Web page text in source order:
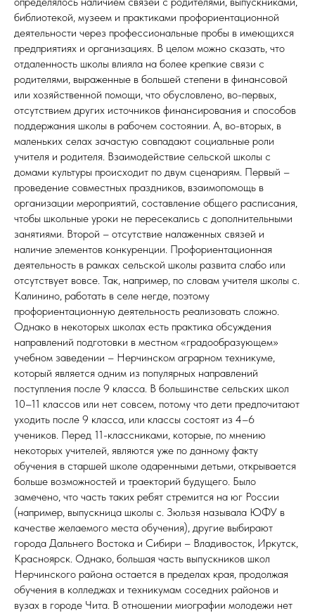
библиотекой, музеем и практиками профориентационной
деятельности через профессиональные пробы в имеющихся
предприятиях и организациях. В целом можно сказать, что
отдаленность школы влияла на более крепкие связи с
родителями, выраженные в большей степени в финансовой
или хозяйственной помощи, что обусловлено, во-первых,
отсутствием других источников финансирования и способов
поддержания школы в рабочем состоянии. А, во-вторых, в
маленьких селах зачастую совпадают социальные роли
учителя и родителя. Взаимодействие сельской школы с
домами культуры происходит по двум сценариям. Первый –
проведение совместных праздников, взаимопомощь в
организации мероприятий, составление общего расписания,
чтобы школьные уроки не пересекались с дополнительными
занятиями. Второй – отсутствие налаженных связей и
наличие элементов конкуренции. Профориентационная
деятельность в рамках сельской школы развита слабо или
отсутствует вовсе. Так, например, по словам учителя школы с.
Калинино, работать в селе негде, поэтому
профориентационную деятельность реализовать сложно.
Однако в некоторых школах есть практика обсуждения
направлений подготовки в местном «градообразующем»
учебном заведении – Нерчинском аграрном техникуме,
который является одним из популярных направлений
поступления после 9 класса. В большинстве сельских школ
10–11 классов или нет совсем, потому что дети предпочитают
уходить после 9 класса, или классы состоят из 4–6
учеников. Перед 11-классниками, которые, по мнению
некоторых учителей, являются уже по данному факту
обучения в старшей школе одаренными детьми, открывается
больше возможностей и траекторий будущего. Было
замечено, что часть таких ребят стремится на юг России
(например, выпускница школы с. Зюльзя называла ЮФУ в
качестве желаемого места обучения), другие выбирают
города Дальнего Востока и Сибири – Владивосток, Иркутск,
Красноярск. Однако, большая часть выпускников школ
Нерчинского района остается в пределах края, продолжая
обучения в колледжах и техникумам соседних районов и
вузах в городе Чита. В отношении миографии молодежи нет